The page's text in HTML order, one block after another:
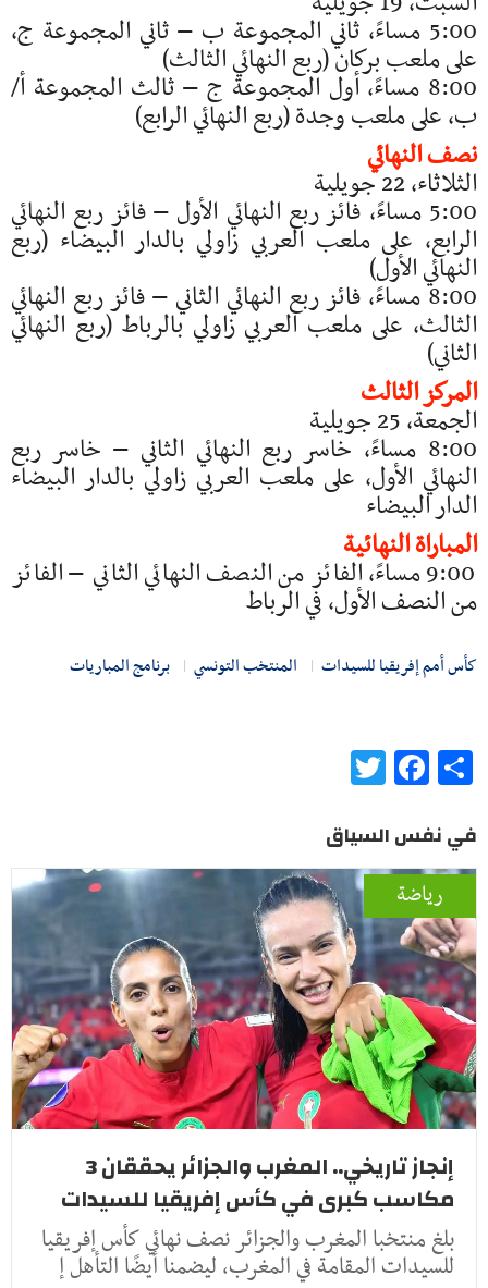
5:00 مساءً، ثاني المجموعة ب – ثاني المجموعة ج،
على ملعب بركان (ربع النهائي الثالث)
8:00 مساءً، أول المجموعة ج – ثالث المجموعة أ/
ب، على ملعب وجدة (ربع النهائي الرابع)
نصف النهائي
الثلاثاء، 22 جويلية
5:00 مساءً، فائز ربع النهائي الأول – فائز ربع النهائي
الرابع، على ملعب العربي زاولي بالدار البيضاء (ربع
النهائي الأول)
8:00 مساءً، فائز ربع النهائي الثاني – فائز ربع النهائي
الثالث، على ملعب العربي زاولي بالرباط (ربع النهائي
الثاني)
المركز الثالث
الجمعة، 25 جويلية
8:00 مساءً، خاسر ربع النهائي الثاني – خاسر ربع
النهائي الأول، على ملعب العربي زاولي بالدار البيضاء
الدار البيضاء
المباراة النهائية
9:00 مساءً، الفائز من النصف النهائي الثاني – الفائز
من النصف الأول، في الرباط
كأس أمم إفريقيا للسيدات المنتخب التونسي برنامج المباريات
Share
Facebook
في نفس السياق
رياضة
إنجاز تاريخي.. المغرب والجزائر يحققان 3
مكاسب كبرى في كأس إفريقيا للسيدات
بلغ منتخبا المغرب والجزائر نصف نهائي كأس إفريقيا
للسيدات المقامة في المغرب، ليضمنا أيضًا التأهل إ